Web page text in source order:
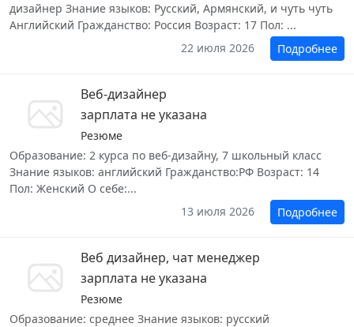
дизайнер Знание языков: Русский, Армянский, и чуть чуть
Английский Гражданство: Россия Возраст: 17 Пол: ...
22 июля 2026
Подробнее
Веб-дизайнер
зарплата не указана
Резюме
Образование: 2 курса по веб-дизайну, 7 школьный класс
Знание языков: английский Гражданство:РФ Возраст: 14
Пол: Женский О себе:...
13 июля 2026
Подробнее
Веб дизайнер, чат менеджер
зарплата не указана
Резюме
Образование: среднее Знание языков: русский